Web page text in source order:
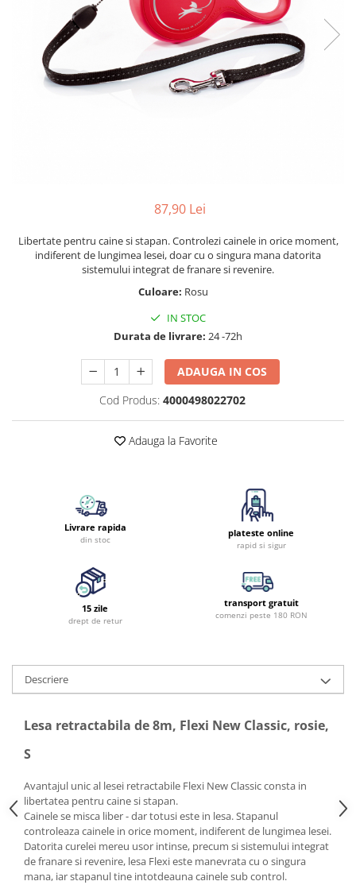
87,90 Lei
Libertate pentru caine si stapan. Controlezi cainele in orice moment,
indiferent de lungimea lesei, doar cu o singura mana datorita
sistemului integrat de franare si revenire.
Culoare: Rosu
IN STOC
Durata de livrare: 24 -72h
ADAUGA IN COS
Cod Produs: 4000498022702
Adauga la Favorite
Livrare rapida
din stoc
plateste online
rapid si sigur
15 zile
drept de retur
transport gratuit
comenzi peste 180 RON
Descriere
Lesa retractabila de 8m, Flexi New Classic, rosie,
S
Avantajul unic al lesei retractabile Flexi New Classic consta in
libertatea pentru caine si stapan.
Cainele se misca liber - dar totusi este in lesa. Stapanul
controleaza cainele in orice moment, indiferent de lungimea lesei.
Datorita curelei mereu usor intinse, precum si sistemului integrat
de franare si revenire, lesa Flexi este manevrata cu o singura
mana, iar stapanul tine intotdeauna cainele sub control.